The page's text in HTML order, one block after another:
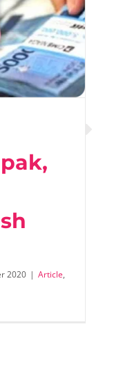
2020 | Article,
Negara Harus
Pengertian,
kontra Utang